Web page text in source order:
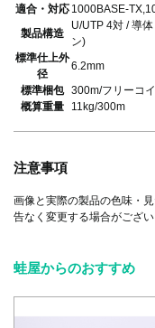
適合・対応 1000BASE-
製品構造
U/UTP 4対 / 導
ン)
標準仕上外
径
6.2mm
標準梱包 300m/フリーコ
概算重量
11kg/300m
注意事項
画像と実際の製品の色味・
告なく変更する場合がござ
蛙屋からのおすすめ